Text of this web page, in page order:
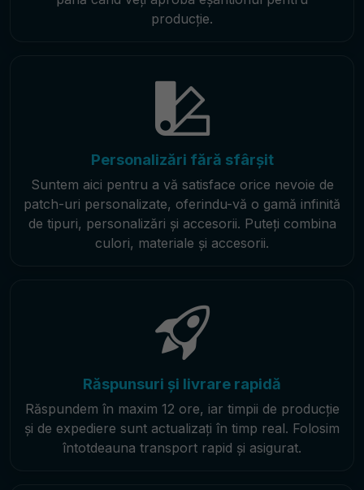
producție.
Personalizări fără sfârșit
Suntem aici pentru a vă satisface orice nevoie de
patch-uri personalizate, oferindu-vă o gamă infinită
de tipuri, personalizări și accesorii. Puteți combina
culori, materiale și accesorii.
Răspunsuri și livrare rapidă
Răspundem în maxim 12 ore, iar timpii de producție
și de expediere sunt actualizați în timp real. Folosim
întotdeauna transport rapid și asigurat.